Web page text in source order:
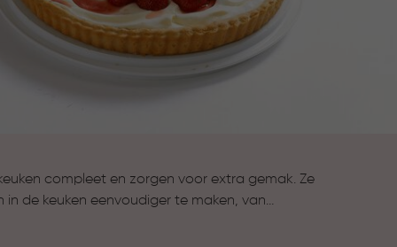
compleet en zorgen voor extra gemak. Ze
de keuken eenvoudiger te maken, van